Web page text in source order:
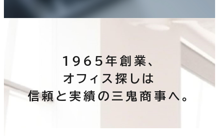
1965年創業、
オフィス探しは
信頼と実績の三鬼商事へ。